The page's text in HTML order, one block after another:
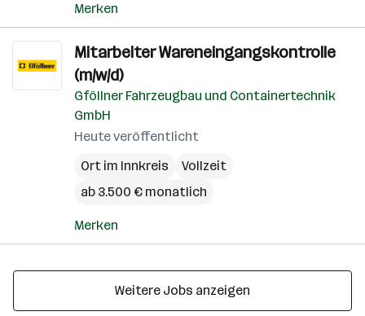
Merken
Mitarbeiter Wareneingangskontrolle
(m/w/d)
Gföllner Fahrzeugbau und Containertechnik
GmbH
Heute veröffentlicht
Ort im Innkreis
Vollzeit
ab 3.500 € monatlich
Merken
Weitere Jobs anzeigen